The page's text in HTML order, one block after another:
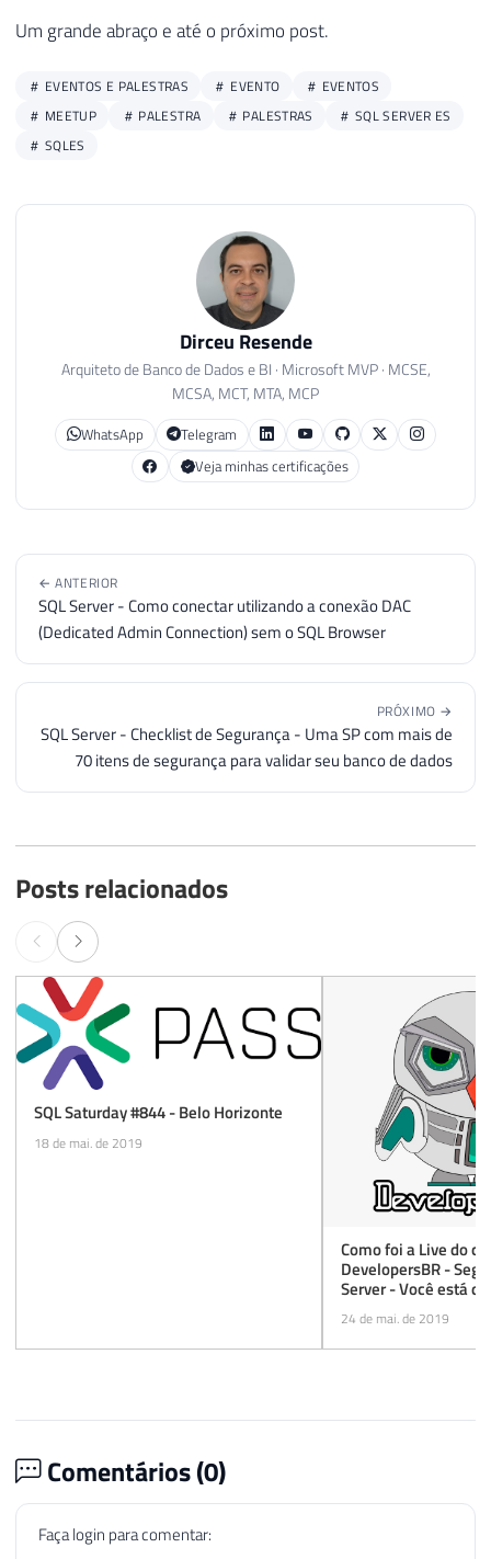
Um grande abraço e até o próximo post.
EVENTOS E PALESTRAS EVENTO
EVENTOS
MEETUP
PALESTRA PALESTRAS
SQL SERVER ES
SQLES
Dirceu Resende
Arquiteto de Banco de Dados e BI · Microsoft MVP · MCSE,
MCSA, MCT, MTA, MCP
WhatsApp
Telegram
Veja minhas certificações
← ANTERIOR
SQL Server - Como conectar utilizando a conexão DAC
(Dedicated Admin Connection) sem o SQL Browser
PRÓXIMO →
SQL Server - Checklist de Segurança - Uma SP com mais de
70 itens de segurança para validar seu banco de dados
Posts relacionados
SQL Saturday #844 - Belo Horizonte
18 de mai. de 2019
Como foi a Live do
DevelopersBR -
Server - Você está
embaixo do tapete?
24 de mai. de 2019
Comentários (0)
Faça login para comentar: